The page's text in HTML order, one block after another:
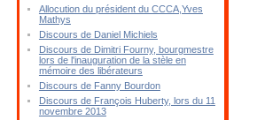
Allocution du président du CCCA,Yves
Mathys
Discours de Daniel Michiels
Discours de Dimitri Fourny, bourgmestre
lors de l'inauguration de la stèle en
mémoire des libérateurs
Discours de Fanny Bourdon
Discours de François Huberty, lors du 11
novembre 2013